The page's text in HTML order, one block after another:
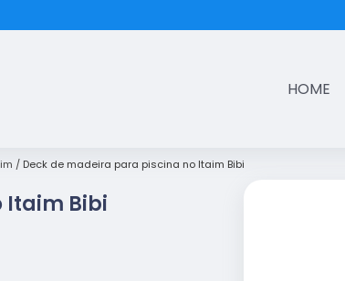
HOME
Deck de madeira para piscina no Itaim Bibi
Itaim Bibi